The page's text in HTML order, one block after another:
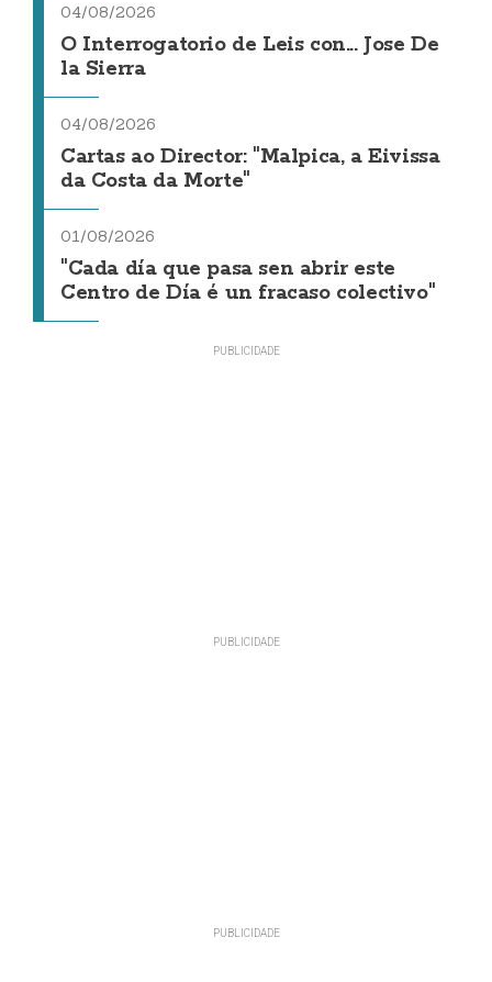
04/08/2026
O Interrogatorio de Leis con... Jose De
la Sierra
04/08/2026
Cartas ao Director: "Malpica, a Eivissa
da Costa da Morte"
01/08/2026
"Cada día que pasa sen abrir este
Centro de Día é un fracaso colectivo"